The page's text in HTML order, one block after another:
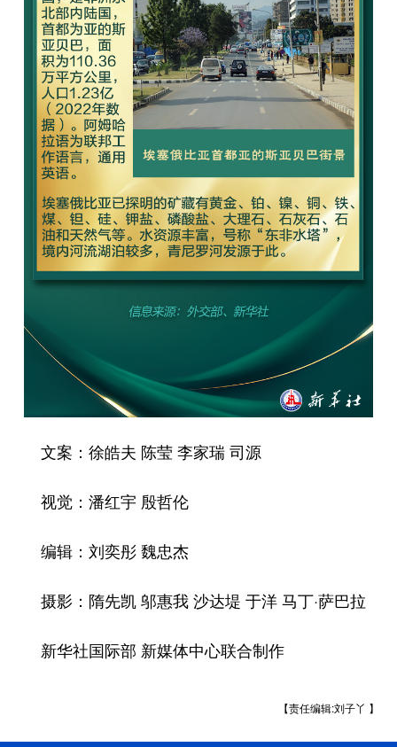
文案：徐皓夫 陈莹 李家瑞 司源
视觉：潘红宇 殷哲伦
编辑：刘奕彤 魏忠杰
摄影：隋先凯 邬惠我 沙达堤 于洋 马丁·萨巴拉
新华社国际部 新媒体中心联合制作
【责任编辑:刘子丫 】